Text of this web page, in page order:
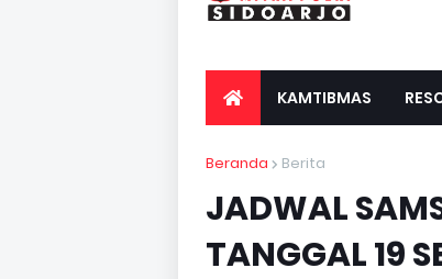
KAMTIBMAS
Beranda Berita
JADWAL
TANGGAL 19